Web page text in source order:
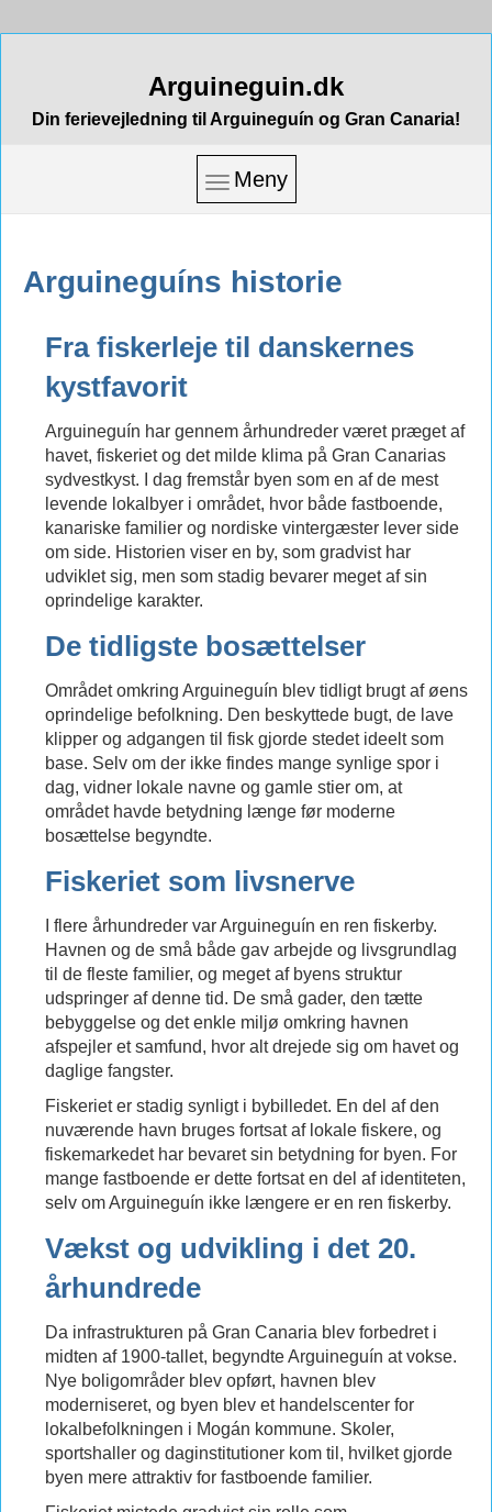
Arguineguin.dk
Din ferievejledning til Arguineguín og Gran Canaria!
Meny
Arguineguíns historie
Fra fiskerleje til danskernes
kystfavorit
Arguineguín har gennem århundreder været præget af
havet, fiskeriet og det milde klima på Gran Canarias
sydvestkyst. I dag fremstår byen som en af de mest
levende lokalbyer i området, hvor både fastboende,
kanariske familier og nordiske vintergæster lever side
om side. Historien viser en by, som gradvist har
udviklet sig, men som stadig bevarer meget af sin
oprindelige karakter.
De tidligste bosættelser
Området omkring Arguineguín blev tidligt brugt af øens
oprindelige befolkning. Den beskyttede bugt, de lave
klipper og adgangen til fisk gjorde stedet ideelt som
base. Selv om der ikke findes mange synlige spor i
dag, vidner lokale navne og gamle stier om, at
området havde betydning længe før moderne
bosættelse begyndte.
Fiskeriet som livsnerve
I flere århundreder var Arguineguín en ren fiskerby.
Havnen og de små både gav arbejde og livsgrundlag
til de fleste familier, og meget af byens struktur
udspringer af denne tid. De små gader, den tætte
bebyggelse og det enkle miljø omkring havnen
afspejler et samfund, hvor alt drejede sig om havet og
daglige fangster.
Fiskeriet er stadig synligt i bybilledet. En del af den
nuværende havn bruges fortsat af lokale fiskere, og
fiskemarkedet har bevaret sin betydning for byen. For
mange fastboende er dette fortsat en del af identiteten,
selv om Arguineguín ikke længere er en ren fiskerby.
Vækst og udvikling i det 20.
århundrede
Da infrastrukturen på Gran Canaria blev forbedret i
midten af 1900-tallet, begyndte Arguineguín at vokse.
Nye boligområder blev opført, havnen blev
moderniseret, og byen blev et handelscenter for
lokalbefolkningen i Mogán kommune. Skoler,
sportshaller og daginstitutioner kom til, hvilket gjorde
byen mere attraktiv for fastboende familier.